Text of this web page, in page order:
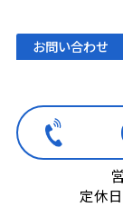
お問い合わせ
定休